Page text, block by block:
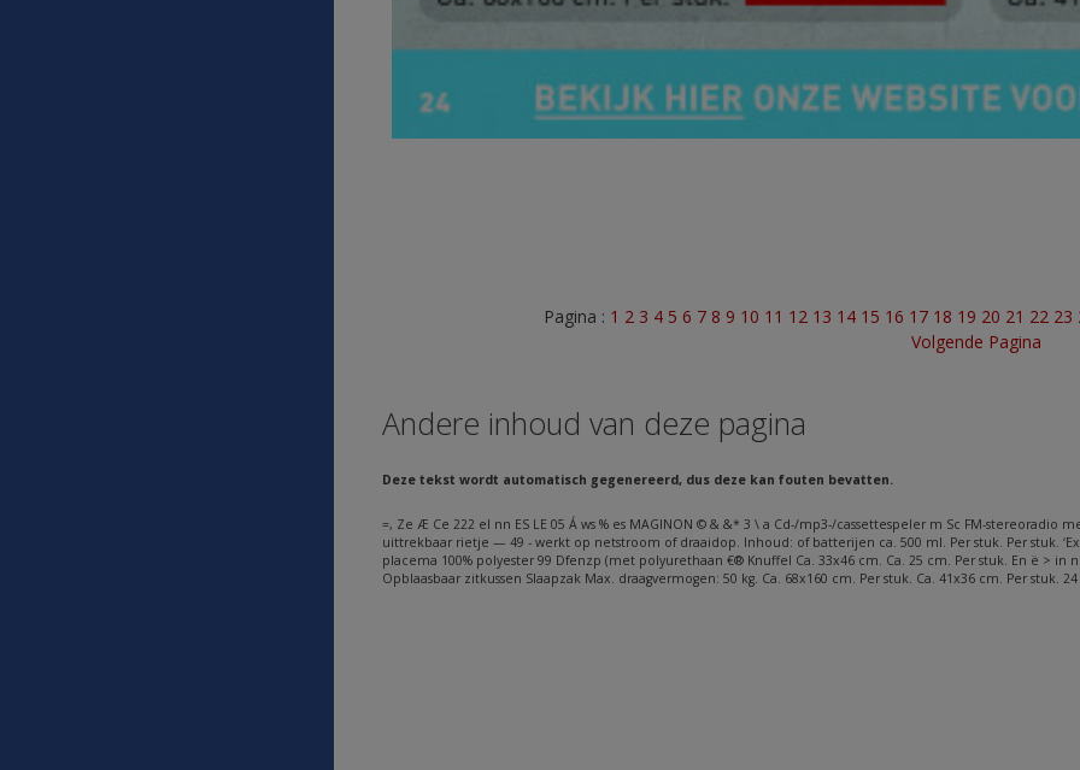
Pagina : 1 2 3 4 5 6 7 8 9 10 11 12 13 14 15 16 17 18 19 20 21 22 23
Volgende Pagina
Andere inhoud van deze pagina
Deze tekst wordt automatisch gegenereerd, dus deze kan fouten bevatten.
=, Ze Æ Ce 222 el nn ES LE 05 Á ws % es MAGINON © & &* 3 \ a Cd-/mp3-/cassettespeler m Sc FM-stereoradio
uittrekbaar rietje — 49 - werkt op netstroom of draaidop. Inhoud: of batterijen ca. 500 ml. Per stuk. Per stuk.
placema 100% polyester 99 Dfenzp (met polyurethaan €® Knuffel Ca. 33x46 cm. Ca. 25 cm. Per stuk. En ë > in
Opblaasbaar zitkussen Slaapzak Max. draagvermogen: 50 kg. Ca. 68x160 cm. Per stuk. Ca. 41x36 cm. Per stuk. 24